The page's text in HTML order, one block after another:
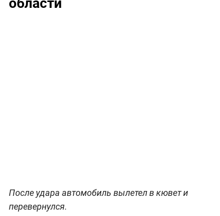
После удара автомобиль вылетел в кювет и
перевернулся.